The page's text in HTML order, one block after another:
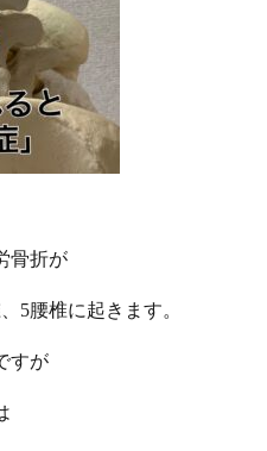
骨折が
5腰椎に起きます。
すが